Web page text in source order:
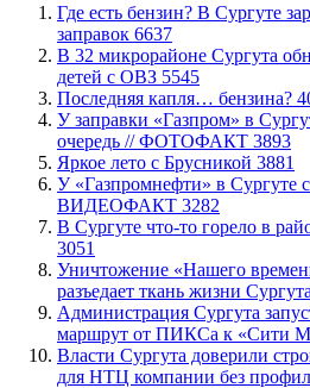
​Где есть бензин? В Сургуте
заправок 6637
В 32 микрорайоне Сургута
детей с ОВЗ 5545
​Последняя капля… бензина?
​У заправки «Газпром» в
очередь // ФОТОФАКТ 3893
Яркое лето с Брусникой 3881
У «Газпромнефти» в Сургуте
ВИДЕОФАКТ 3282
​В Сургуте что-то горело в
3051
​Уничтожение «Нашего
разъедает ткань жизни Сургута
​Администрация Сургута
маршрут от ПИКСа к «Сити
Власти Сургута доверили
для НТЦ компании без